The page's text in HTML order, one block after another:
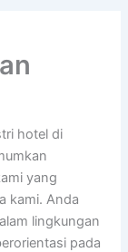
hotel di
yang
kami. Anda
lingkungan
pada